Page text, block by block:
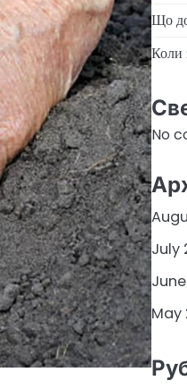
Що
Коли
No
July
May